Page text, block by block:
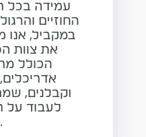
עמידה בכל
החוזיים
במקביל, אנו
את צוות
הכולל
אדריכלים,
וקבלנים,
לעבוד על
לביצוע.